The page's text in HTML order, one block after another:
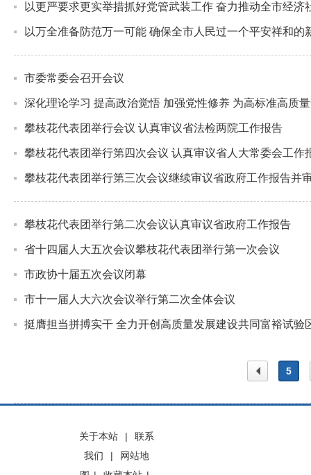
以更严要求更实举措抓好党管武装工作 奋力推动全市经
以万全准备防范万一可能 确保全市人民过一个平安祥和的
市委常委会召开会议
深化理论学习 提高政治觉悟 加强党性修养 为高标准高质
攀枝花代表团举行会议 认真审议省法检两院工作报告
攀枝花代表团举行第四次会议 认真审议省人大常委会工作
攀枝花代表团举行第三次会议继续审议省政府工作报告并
攀枝花代表团举行第二次会议认真审议省政府工作报告
省十四届人大五次会议攀枝花代表团举行第一次会议
市政协十届五次会议闭幕
市十一届人大六次会议举行第二次全体会议
挺膺担当拼搏实干 全力开创高质量发展建设共同富裕试验
5
关于本站 |
联系
我们
|
网站地